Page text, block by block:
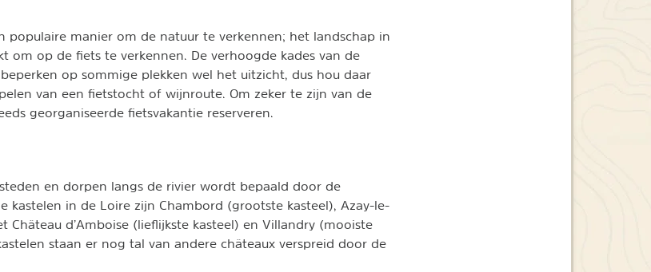
populaire manier om de natuur te verkennen; het landschap in
om op de fiets te verkennen. De verhoogde kades van de
op sommige plekken wel het uitzicht, dus hou daar
van een fietstocht of wijnroute. Om zeker te zijn van de
georganiseerde fietsvakantie reserveren.
en dorpen langs de rivier wordt bepaald door de
kastelen in de Loire zijn Chambord (grootste kasteel), Azay-le-
Château d’Amboise (lieflijkste kasteel) en Villandry (mooiste
staan er nog tal van andere châteaux verspreid door de